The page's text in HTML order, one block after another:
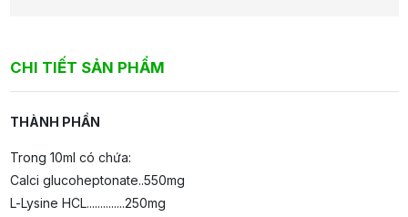
CHI TIẾT SẢN PHẨM
THÀNH PHẦN
Trong 10ml có chứa:
Calci glucoheptonate..550mg
L-Lysine HCL..............250mg